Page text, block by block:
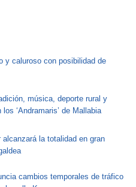
y caluroso con posibilidad de
música, deporte rural y
‘Andramaris’ de Mallabia
alcanzará la totalidad en gran
cambios temporales de tráfico